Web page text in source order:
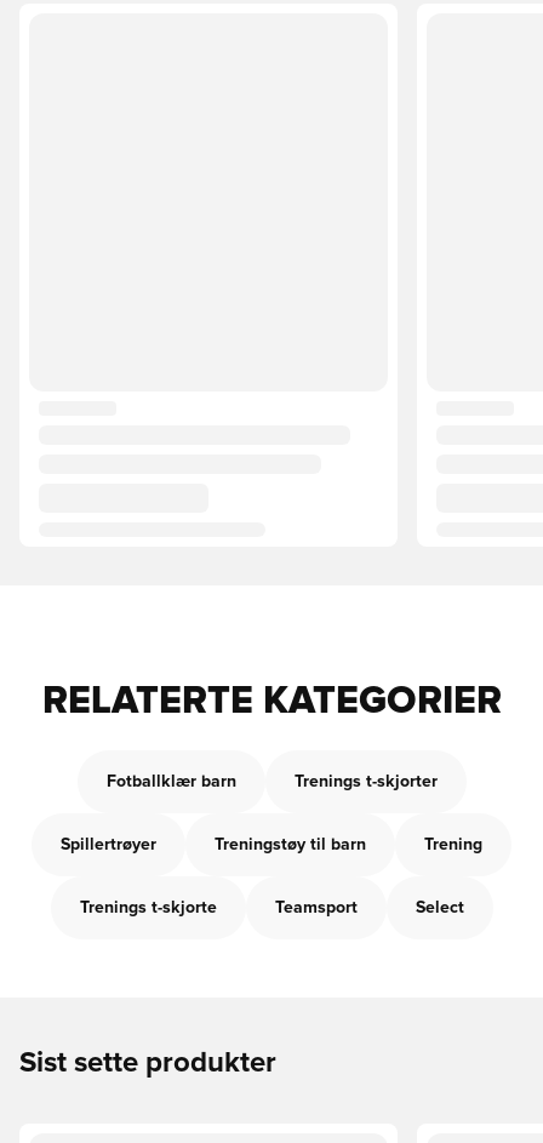
RELATERTE KATEGORIER
Fotballklær barn Trenings t-skjorter
Spillertrøyer Treningstøy til barn Trening
Trenings t-skjorte Teamsport Select
Sist sette produkter